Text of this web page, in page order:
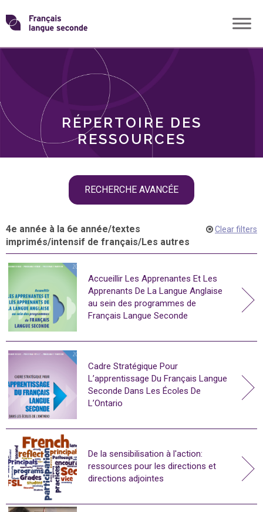
Skip
toTransformons
langue
RÉPERTOIRE DES
RESSOURCES
RECHERCHE AVANCÉE
THÈMES
4e année à la 6e année/textes
imprimés/intensif de français/Les autres
Clear filters
Accueillir Les Apprenantes Et Les
Apprenants De La Langue Anglaise
au sein des programmes de
Français Langue Seconde
Cadre Stratégique Pour
L’apprentissage Du Français Langue
Seconde Dans Les Écoles De
L’Ontario
De la sensibilisation à l'action:
ressources pour les directions et
directions adjointes